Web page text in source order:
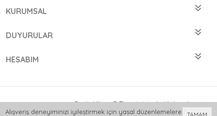
KURUMSAL
DUYURULAR
HESABIM
Bu siteVikaon E-Ticaret sistemleriile hazırlanmıştır.
TAMAM
Alışveriş deneyiminizi iyileştirmek için yasal düzenlemelere